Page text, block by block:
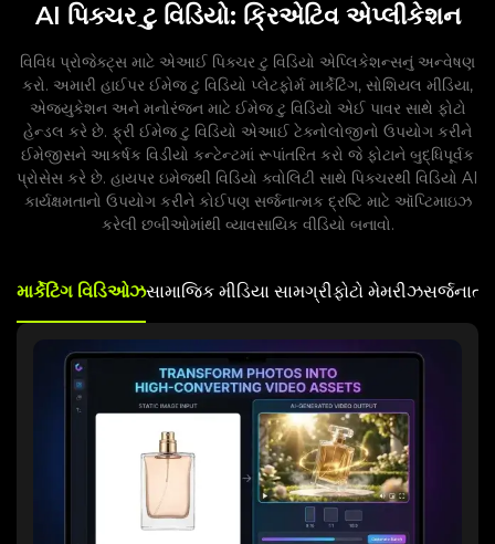
AI પિક્ચર ટુ વિડિયો: ક્રિએટિવ એપ્લીકેશન
વિવિધ પ્રોજેક્ટ્સ માટે એઆઈ પિક્ચર ટુ વિડિયો એપ્લિકેશન્સનું અન્વેષણ
કરો. અમારી હાઈપર ઈમેજ ટુ વિડિયો પ્લેટફોર્મ માર્કેટિંગ, સોશિયલ મીડિયા,
એજ્યુકેશન અને મનોરંજન માટે ઈમેજ ટુ વિડિયો એઈ પાવર સાથે ફોટો
હેન્ડલ કરે છે. ફ્રી ઈમેજ ટુ વિડિયો એઆઈ ટેક્નોલોજીનો ઉપયોગ કરીને
ઈમેજીસને આકર્ષક વિડીયો કન્ટેન્ટમાં રૂપાંતરિત કરો જે ફોટાને બુદ્ધિપૂર્વક
પ્રોસેસ કરે છે. હાયપર ઇમેજથી વિડિયો ક્વોલિટી સાથે પિક્ચરથી વિડિયો AI
કાર્યક્ષમતાનો ઉપયોગ કરીને કોઈપણ સર્જનાત્મક દ્રષ્ટિ માટે ઑપ્ટિમાઇઝ
કરેલી છબીઓમાંથી વ્યાવસાયિક વીડિયો બનાવો.
માર્કેટિંગ વિડિઓઝસામાજિક મીડિયા સામગ્રીફોટો મેમરીઝ